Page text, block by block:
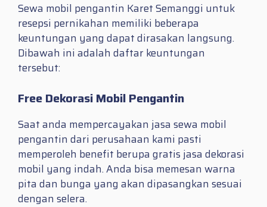
Sewa mobil pengantin Karet Semanggi untuk
resepsi pernikahan memiliki beberapa
keuntungan yang dapat dirasakan langsung.
Dibawah ini adalah daftar keuntungan
tersebut:
Free Dekorasi Mobil Pengantin
Saat anda mempercayakan jasa sewa mobil
pengantin dari perusahaan kami pasti
memperoleh benefit berupa gratis jasa dekorasi
mobil yang indah. Anda bisa memesan warna
pita dan bunga yang akan dipasangkan sesuai
dengan selera.